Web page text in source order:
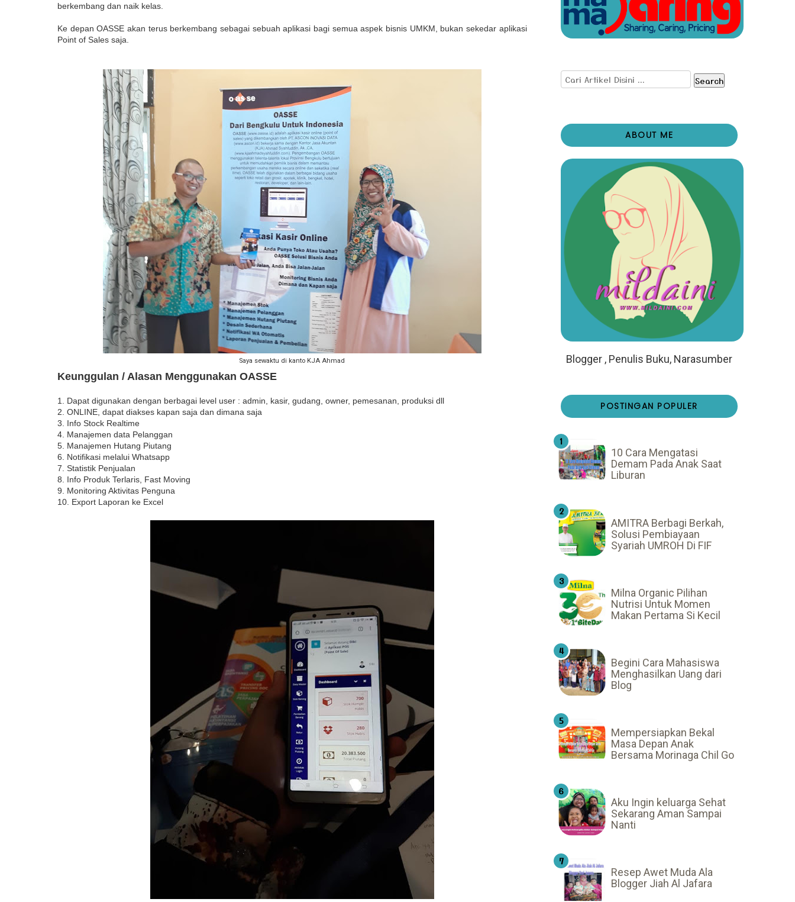
berkembang dan naik kelas.
Ke depan OASSE akan terus berkembang sebagai sebuah aplikasi bagi semua aspek bisnis UMKM, bukan sekedar aplikasi
Point of Sales saja.
Saya sewaktu di kanto KJA Ahmad
Keunggulan / Alasan Menggunakan OASSE
1. Dapat digunakan dengan berbagai level user : admin, kasir, gudang, owner, pemesanan, produksi dll
2. ONLINE, dapat diakses kapan saja dan dimana saja
3. Info Stock Realtime
4. Manajemen data Pelanggan
5. Manajemen Hutang Piutang
6. Notifikasi melalui Whatsapp
7. Statistik Penjualan
8. Info Produk Terlaris, Fast Moving
9. Monitoring Aktivitas Penguna
10. Export Laporan ke Excel
Search
ABOUT ME
Blogger , Penulis Buku, Narasumber
POSTINGAN POPULER
10 Cara Mengatasi
Demam Pada Anak Saat
Liburan
AMITRA Berbagi Berkah,
Solusi Pembiayaan
Syariah UMROH Di FIF
Milna Organic Pilihan
Nutrisi Untuk Momen
Makan Pertama Si Kecil
Begini Cara Mahasiswa
Menghasilkan Uang dari
Blog
Mempersiapkan Bekal
Masa Depan Anak
Bersama Morinaga Chil Go
Aku Ingin keluarga Sehat
Sekarang Aman Sampai
Nanti
Resep Awet Muda Ala
Blogger Jiah Al Jafara